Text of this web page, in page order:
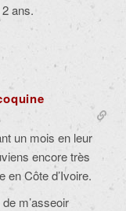
ans.
un mois en leur
encore très
en Côte d’Ivoire.
m’asseoir